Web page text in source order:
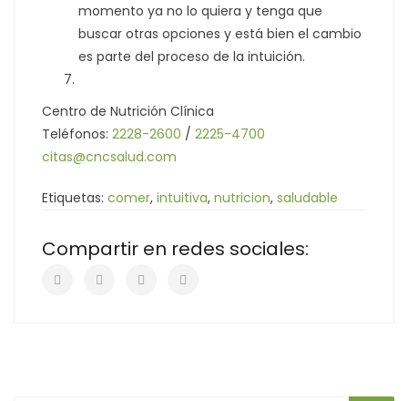
momento ya no lo quiera y tenga que
buscar otras opciones y está bien el cambio
es parte del proceso de la intuición.
Centro de Nutrición Clínica
Teléfonos: 2228-2600 / 2225-4700
citas@cncsalud.com
Etiquetas: comer, intuitiva, nutricion, saludable
Compartir en redes sociales: